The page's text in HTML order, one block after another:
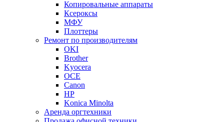
Копировальные аппараты
Ксероксы
МФУ
Плоттеры
Ремонт по производителям
OKI
Brother
Kyocera
OCE
Canon
HP
Konica Minolta
Аренда оргтехники